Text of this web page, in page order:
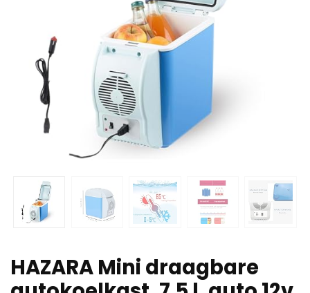
HAZARA Mini draagbare